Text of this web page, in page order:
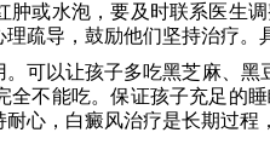
肿或水泡，要及时联系医生
疏导，鼓励他们坚持治疗。
可以让孩子多吃黑芝麻、
全不能吃。保证孩子充足的
心，白癜风治疗是长期过程